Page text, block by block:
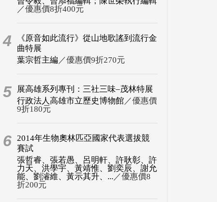
／優惠價8折400元
4
《原音如此流行》從山地歌謠到流行金
曲特展
葉宗哲主編 ／優惠價9折270元
5
展高雄系列專刊：三社三味–茂林特展
行政法人高雄市立歷史博物館／優惠價
9折180元
6 2014年生物奧林匹亞國家代表選拔競
賽試
張哲睿、張若愚、呂明軒、許耿彰、許
力天、洪學宇、黃靖惟、劉奕辰、謝允
能、劉濬維、黃示其升、... ／優惠價8
折200元